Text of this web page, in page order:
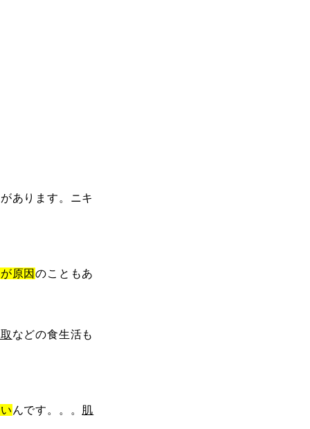
あります。ニキ
原因のこともあ
などの食生活も
んです。。。 肌